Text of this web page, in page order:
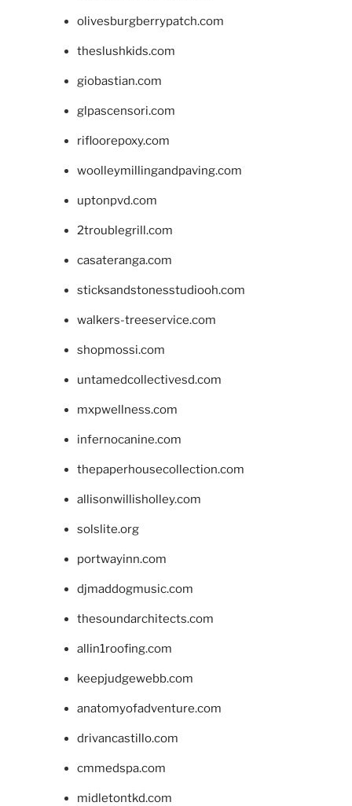
olivesburgberrypatch.com
theslushkids.com
giobastian.com
glpascensori.com
rifloorepoxy.com
woolleymillingandpaving.com
uptonpvd.com
2troublegrill.com
casateranga.com
sticksandstonesstudiooh.com
walkers-treeservice.com
shopmossi.com
untamedcollectivesd.com
mxpwellness.com
infernocanine.com
thepaperhousecollection.com
allisonwillisholley.com
solslite.org
portwayinn.com
djmaddogmusic.com
thesoundarchitects.com
allin1roofing.com
keepjudgewebb.com
anatomyofadventure.com
drivancastillo.com
cmmedspa.com
midletontkd.com